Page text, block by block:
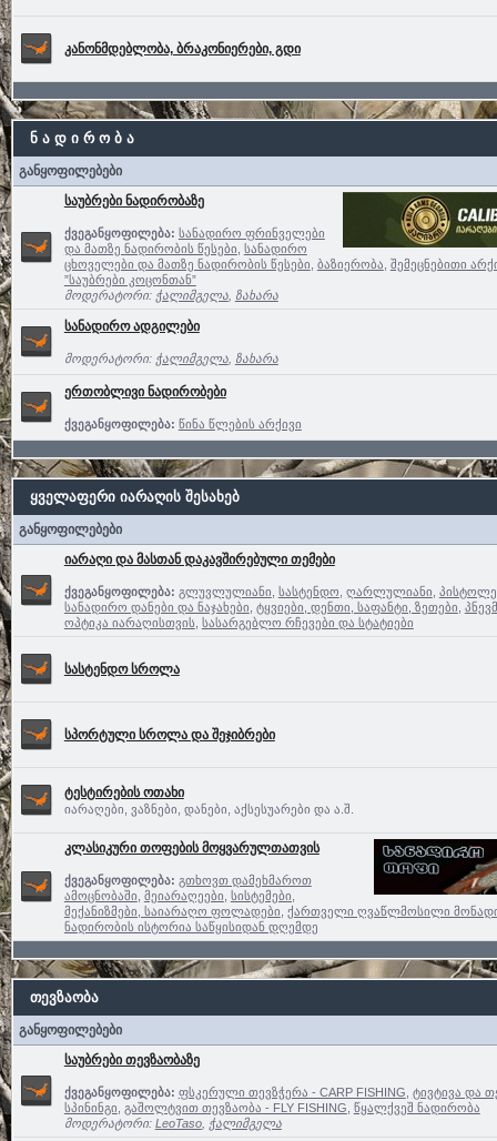
კანონმდებლობა, ბრაკონიერები, გდი
ნ ა დ ი რ ო ბ ა
განყოფილებები
საუბრები ნადირობაზე
ქვეგანყოფილება: სანადირო ფრინველები
და მათზე ნადირობის წესები სანადირო
ცხოველები და მათზე ნადირობის წესები ბაზიერობა შემეცნებითი
”საუბრები კოცონთან”
მოდერატორი: ჭალიმგელა, ზახარა
სანადირო ადგილები
მოდერატორი: ჭალიმგელა, ზახარა
ერთობლივი ნადირობები
ქვეგანყოფილება: წინა წლების არქივი
ყველაფერი იარაღის შესახებ
განყოფილებები
იარაღი და მასთან დაკავშირებული თემები
ქვეგანყოფილება: გლუვლულიანი სასტენდო ღარლულიანი
სანადირო დანები და ნაჯახები ტყვიები, დენთი, საფანტი, ზეთები
ოპტიკა იარაღისთვის, სასარგებლო რჩევები და სტატიები
სასტენდო სროლა
სპორტული სროლა და შეჯიბრები
ტესტირების ოთახი
იარაღები, ვაზნები, დანები, აქსესუარები და ა.შ.
კლასიკური თოფების მოყვარულთათვის
ქვეგანყოფილება: გთხოვთ დამეხმაროთ
ამოცნობაში მეიარაღეები სისტემები,
მექანიზმები, საიარაღო ფოლადები ქართველი ღვაწლმოსილი
ნადირობის ისტორია საწყისიდან დღემდე
თევზაობა
განყოფილებები
საუბრები თევზაობაზე
ქვეგანყოფილება: ფსკერული თევზჭერა - CARP FISHING ტივტივა და
სპინინგი გაშოლტვით თევზაობა - FLY FISHING წყალქვეშ ნადირობა
მოდერატორი: LeoTaso, ჭალიმგელა